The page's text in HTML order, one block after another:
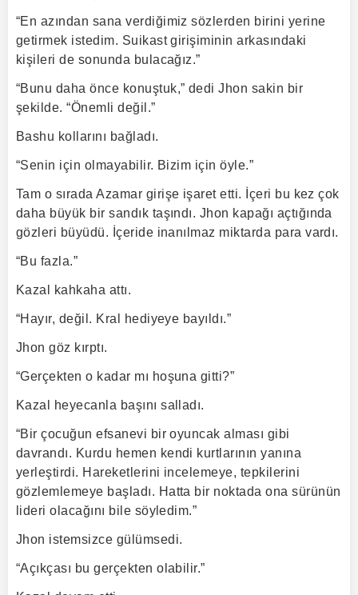
“En azından sana verdiğimiz sözlerden birini yerine
getirmek istedim. Suikast girişiminin arkasındaki
kişileri de sonunda bulacağız.”
“Bunu daha önce konuştuk,” dedi Jhon sakin bir
şekilde. “Önemli değil.”
Bashu kollarını bağladı.
“Senin için olmayabilir. Bizim için öyle.”
Tam o sırada Azamar girişe işaret etti. İçeri bu kez çok
daha büyük bir sandık taşındı. Jhon kapağı açtığında
gözleri büyüdü. İçeride inanılmaz miktarda para vardı.
“Bu fazla.”
Kazal kahkaha attı.
“Hayır, değil. Kral hediyeye bayıldı.”
Jhon göz kırptı.
“Gerçekten o kadar mı hoşuna gitti?”
Kazal heyecanla başını salladı.
“Bir çocuğun efsanevi bir oyuncak alması gibi
davrandı. Kurdu hemen kendi kurtlarının yanına
yerleştirdi. Hareketlerini incelemeye, tepkilerini
gözlemlemeye başladı. Hatta bir noktada ona sürünün
lideri olacağını bile söyledim.”
Jhon istemsizce gülümsedi.
“Açıkçası bu gerçekten olabilir.”